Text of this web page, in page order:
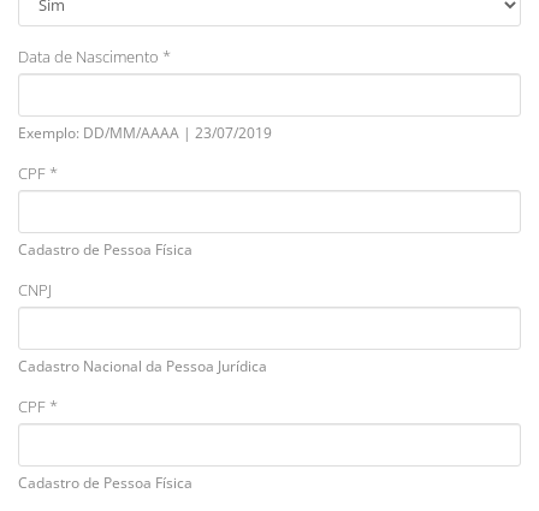
Data de Nascimento *
Exemplo: DD/MM/AAAA | 23/07/2019
CPF *
Cadastro de Pessoa Física
CNPJ
Cadastro Nacional da Pessoa Jurídica
CPF *
Cadastro de Pessoa Física